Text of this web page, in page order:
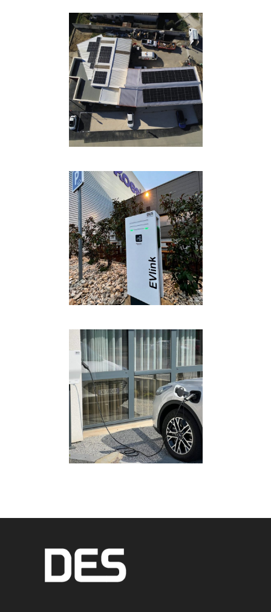
COURANT FAIBLE·COURANT
FORT·ELECTRO-MOBILITÉ
SOBRIÉTÉ ÉNERGÉTIQUE
COURANT FORT
ELECTRO-
MOBILITÉ·MAINTENANCE·
SOBRIÉTÉ ÉNERGÉTIQUE
COURANT FORT·ELECTRO-
MOBILITÉ·GÉNIE CLIMATIQUE ·
MAINTENANCE·SOBRIÉTÉ